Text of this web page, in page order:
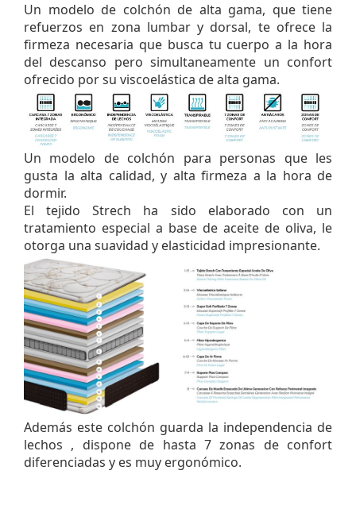
Un modelo de colchón de alta gama, que tiene
refuerzos en zona lumbar y dorsal, te ofrece la
firmeza necesaria que busca tu cuerpo a la hora
del descanso pero simultaneamente un confort
ofrecido por su viscoelástica de alta gama.
Un modelo de colchón para personas que les
gusta la alta calidad, y alta firmeza a la hora de
dormir.
El tejido Strech ha sido elaborado con un
tratamiento especial a base de aceite de oliva, le
otorga una suavidad y elasticidad impresionante.
Además este colchón guarda la independencia de
lechos , dispone de hasta 7 zonas de confort
diferenciadas y es muy ergonómico.